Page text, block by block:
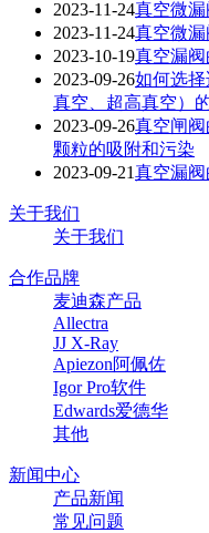
2023-11-24真空微
2023-11-24真空微
2023-10-19真空漏
2023-09-26如何选
真空、超高真空）
2023-09-26真空闸
颗粒的吸附和污染
2023-09-21真空漏
关于我们
关于我们
合作品牌
麦迪森产品
Allectra
JJ X-Ray
Apiezon阿佩佐
Igor Pro软件
Edwards爱德华
其他
新闻中心
产品新闻
常见问题